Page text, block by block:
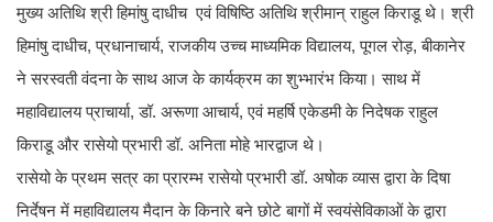
मुख्य अतिथि श्री हिमांषु दाधीच एवं विषिष्ठि अतिथि श्रीमान् राहुल किराडू थे। श्री
हिमांषु दाधीच, प्रधानाचार्य, राजकीय उच्च माध्यमिक विद्यालय, पूगल रोड़, बीकानेर
ने सरस्वती वंदना के साथ आज के कार्यक्रम का शुभ्भारंभ किया। साथ में
महाविद्यालय प्राचार्या, डॉ. अरूणा आचार्य, एवं महर्षि एकेडमी के निदेषक राहुल
किराडू और रासेयो प्रभारी डॉ. अनिता मोहे भारद्वाज थे।
रासेयो के प्रथम सत्र का प्रारम्भ रासेयो प्रभारी डॉ. अषोक व्यास द्वारा के दिषा
निर्देषन में महाविद्यालय मैदान के किनारे बने छोटे बागों में स्वयंसेविकाओं के द्वारा